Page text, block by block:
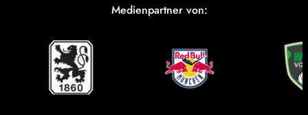
Medienpartner von: